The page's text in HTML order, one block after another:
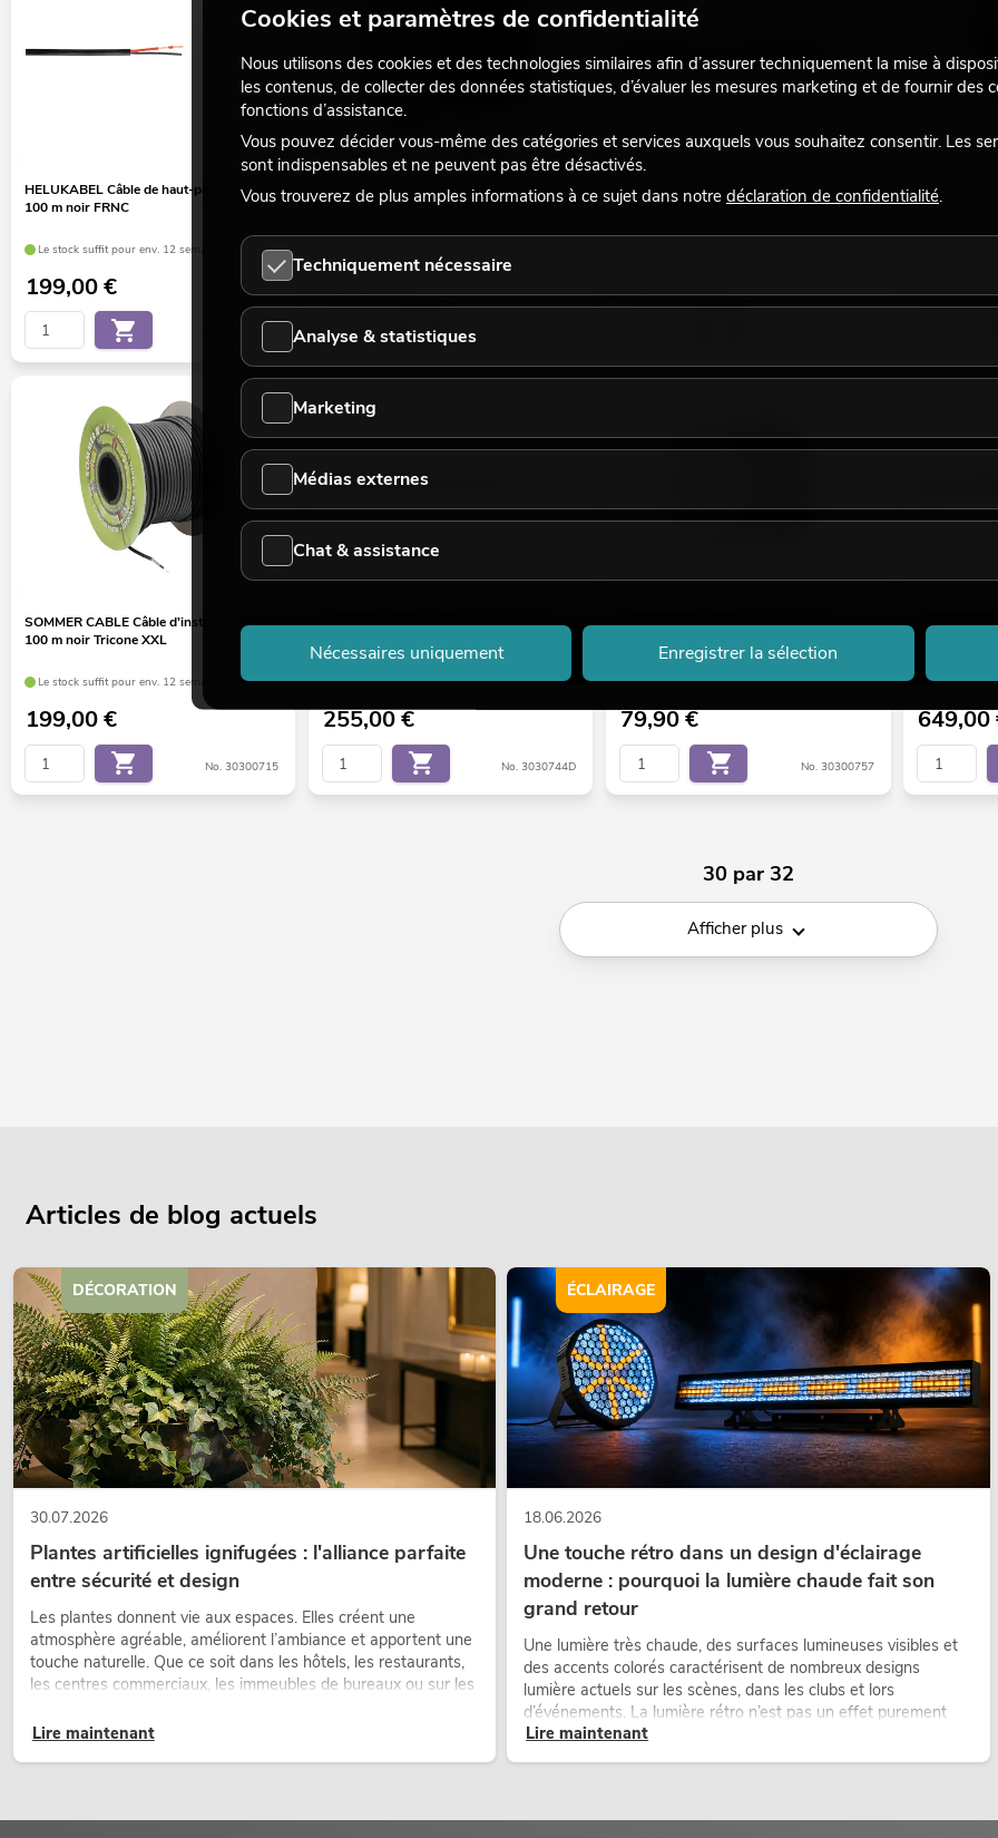
HELUKABEL Câble de haut-parleur 2 x 1,5
100 m noir FRNC
Le stock suffit pour env. 12 semaines.
199,00€
OMNITRONIC Câble de haut-parleur
2 x 1,5 50 m noir résistant à l'écrasement
69,90€
HELUKABEL Câble de haut-parleur 4 x 4
50 m noir
579,00€
SOMMER
100 m noir
139,00
SOMMER CABLE Câble d'instrument
100 m noir Tricone XXL
Le stock suffit pour env. 12 semaines.
199,00€
No. 30300715
SOMMER CABLE Câble de microphone
Le stock suffit pour env. 12 semaines.
255,00€
No. 3030744D
OMNITRONIC Câble de microphone
Le stock suffit pour env. 12 semaines.
79,90€
No. 30300757
seuls
649,00
30 par 32
Afficher plus
Articles de blog actuels
30.07.2026
Plantes artificielles ignifugées : l'alliance parfaite
entre sécurité et design
Les plantes donnent vie aux espaces. Elles créent une
atmosphère agréable, améliorent l’ambiance et apportent une
touche naturelle. Que ce soit dans les hôtels, les restaurants,
les centres commerciaux, les immeubles de bureaux ou sur les
longtemps partie intégrante des concepts d’aménagement
Lire maintenant
DÉCORATION
18.06.2026
Une touche rétro dans un design d'éclairage
moderne : pourquoi la lumière chaude fait son
grand retour
Une lumière très chaude, des surfaces lumineuses visibles et
des accents colorés caractérisent de nombreux designs
lumière actuels sur les scènes, dans les clubs et lors
d’événements. La lumière rétro n’est pas un effet purement
nostalgique, mais un outil de conception utilisé de manière
Lire maintenant
ÉCLAIRAGE
Cookies et paramètres de confidentialité
Nous utilisons des cookies et des technologies similaires afin d’assurer techniquement la mise à
les contenus, de collecter des données statistiques, d’évaluer les mesures marketing et de fournir des
fonctions d’assistance.
Vous pouvez décider vous-même des catégories et services auxquels vous souhaitez consentir. Les
sont indispensables et ne peuvent pas être désactivés.
Vous trouverez de plus amples informations à ce sujet dans notre déclaration de confidentialité.
Techniquement nécessaire
Analyse & statistiques
Marketing
Médias externes
Chat & assistance
Nécessaires uniquement Enregistrer la sélection